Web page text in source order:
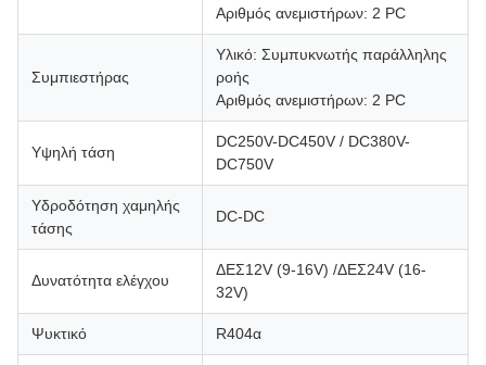
Αριθμός ανεμιστήρων: 2 PC
Συμπιεστήρας
Υλικό: Συμπυκνωτής παράλληλης
ροής
Αριθμός ανεμιστήρων: 2 PC
Υψηλή τάση
DC250V-DC450V / DC380V-
DC750V
Υδροδότηση χαμηλής
τάσης
DC-DC
Δυνατότητα ελέγχου
ΔΕΣ12V (9-16V) /ΔΕΣ24V (16-
32V)
Ψυκτικό R404α